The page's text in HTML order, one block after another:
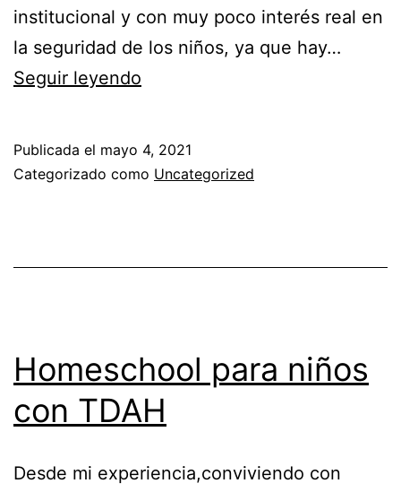
institucional y con muy poco interés real en
la seguridad de los niños, ya que hay…
Seguir leyendo
Publicada el mayo 4, 2021
Categorizado como Uncategorized
Homeschool para niños
con TDAH
Desde mi experiencia,conviviendo con